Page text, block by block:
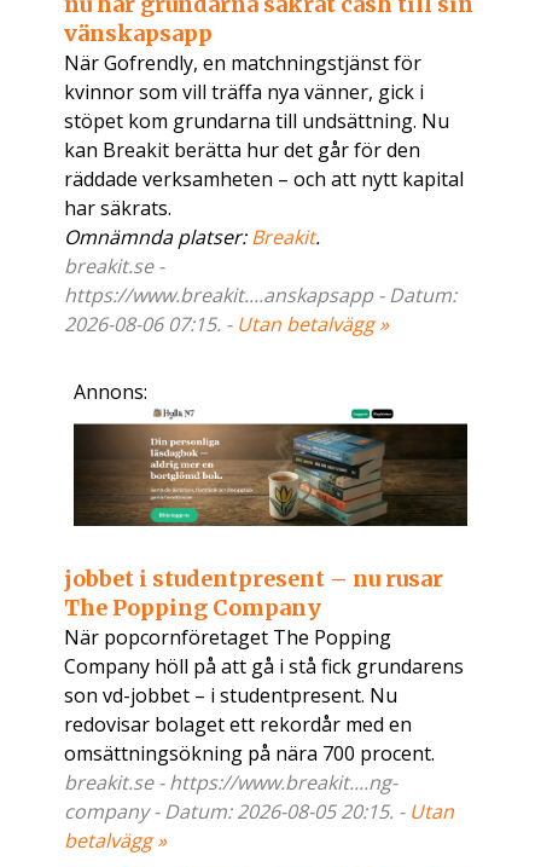
vänskapsapp
När Gofrendly, en matchningstjänst för
kvinnor som vill träffa nya vänner, gick i
stöpet kom grundarna till undsättning. Nu
kan Breakit berätta hur det går för den
räddade verksamheten – och att nytt kapital
har säkrats.
Omnämnda platser:Breakit.
breakit.se -
https://www.breakit....anskapsapp - Datum:
2026-08-06 07:15. - Utan betalvägg »
Annons:
jobbet i studentpresent – nu rusar
The Popping Company
När popcornföretaget The Popping
Company höll på att gå i stå fick grundarens
son vd-jobbet – i studentpresent. Nu
redovisar bolaget ett rekordår med en
omsättningsökning på nära 700 procent.
breakit.se - https://www.breakit....ng-
company - Datum: 2026-08-05 20:15. - Utan
betalvägg »